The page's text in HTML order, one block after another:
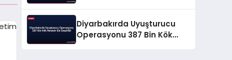
Diyarbakırda Uyuşturucu
Operasyonu 387 Bin Kök